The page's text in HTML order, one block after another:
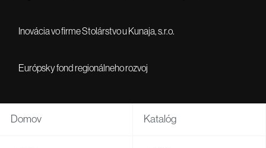
Inovácia vo firme Stolárstvo u Kunaja, s.r.o.
Európsky fond regionálneho rozvoj
Domov Katalóg